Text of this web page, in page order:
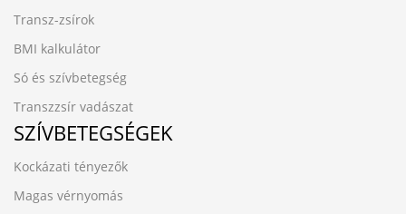
Transz-zsírok
BMI kalkulátor
Só és szívbetegség
Transzzsír vadászat
SZÍVBETEGSÉGEK
Kockázati tényezők
Magas vérnyomás